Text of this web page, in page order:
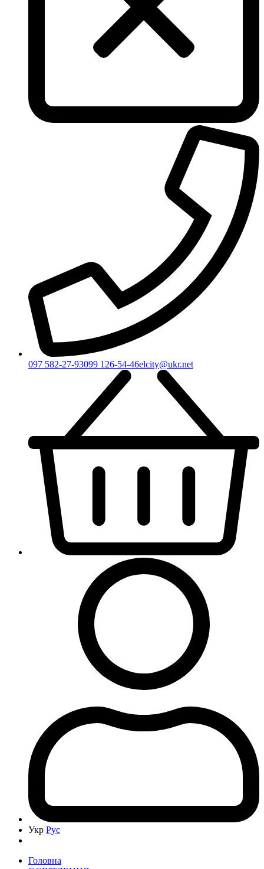
097 582-27-93099 126-54-46elcity@ukr.net
Укр Рус
Головна